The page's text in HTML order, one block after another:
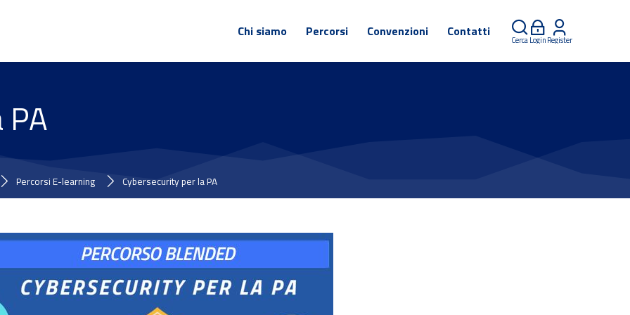
Chi siamo
Percorsi Convenzioni Contatti
CercaLoginRegister
Percorsi E-learning Cybersecurity per la PA